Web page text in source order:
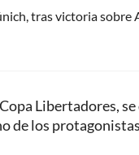
tras victoria sobre
Libertadores,
de los